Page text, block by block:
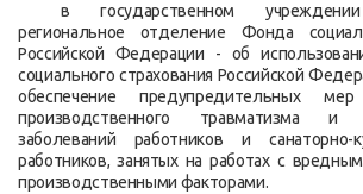
в государственном
региональное отделение Фонда
Российской Федерации - об
социального страхования Российской
обеспечение предупредительных
производственного травматизма и
заболеваний работников и санаторно-
работников, занятых на работах с
производственными факторами.